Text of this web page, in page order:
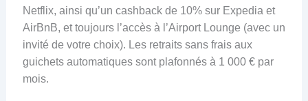
Netflix, ainsi qu’un cashback de 10% sur Expedia et
AirBnB, et toujours l’accès à l’Airport Lounge (avec un
invité de votre choix). Les retraits sans frais aux
guichets automatiques sont plafonnés à 1 000 € par
mois.